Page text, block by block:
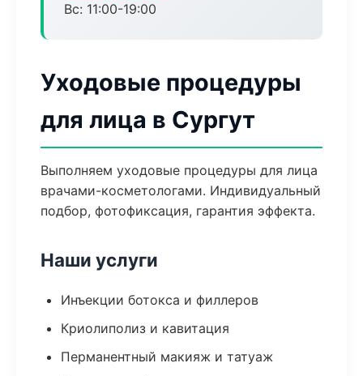
Вс: 11:00-19:00
Уходовые процедуры
для лица в Сургут
Выполняем уходовые процедуры для лица
врачами-косметологами. Индивидуальный
подбор, фотофиксация, гарантия эффекта.
Наши услуги
Инъекции ботокса и филлеров
Криолиполиз и кавитация
Перманентный макияж и татуаж